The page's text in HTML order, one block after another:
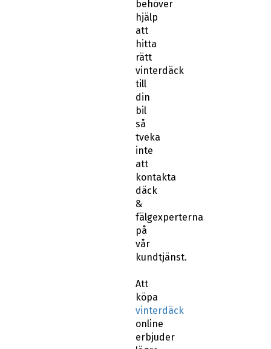
behöver
hjälp
att
hitta
rätt
vinterdäck
till
din
bil
så
tveka
inte
att
kontakta
däck
&
fälgexperterna
på
vår
kundtjänst.
Att
köpa
vinterdäck
online
erbjuder